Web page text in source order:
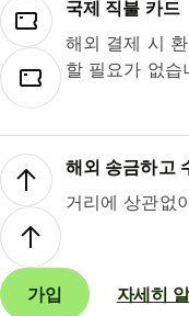
국제 직불 카드
해외 결제 시
할 필요가 없습
해외 송금하고
거리에 상관없
가입 자세히